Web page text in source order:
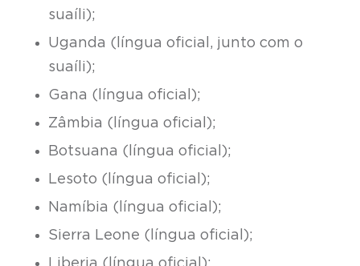
suaíli);
Uganda (língua oficial, junto com o
suaíli);
Gana (língua oficial);
Zâmbia (língua oficial);
Botsuana (língua oficial);
Lesoto (língua oficial);
Namíbia (língua oficial);
Sierra Leone (língua oficial);